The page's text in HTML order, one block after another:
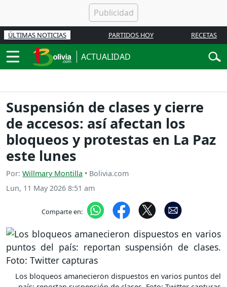
ÚLTIMAS NOTICIAS PARTIDOS HOY RECETAS
ACTUALIDAD
Suspensión de clases y cierre
de accesos: así afectan los
bloqueos y protestas en La Paz
este lunes
Por: Willmary Montilla • Bolivia.com
Lun, 11 May 2026 8:51 am
Comparte en:
Los bloqueos amanecieron dispuestos en varios puntos del